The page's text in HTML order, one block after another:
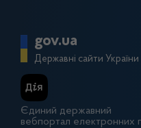
Головна
gov.ua
Державні сайти України
Єдиний державний
вебпортал електронних